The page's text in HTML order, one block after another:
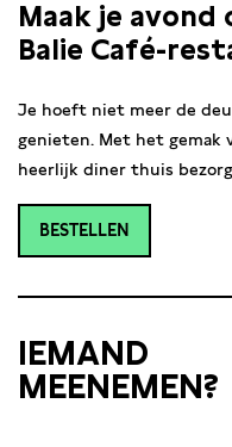
Maak je
Balie Café-
Je hoeft niet meer de
genieten. Met het gemak
heerlijk diner thuis
BESTELLEN
IEMAND
MEENEMEN?